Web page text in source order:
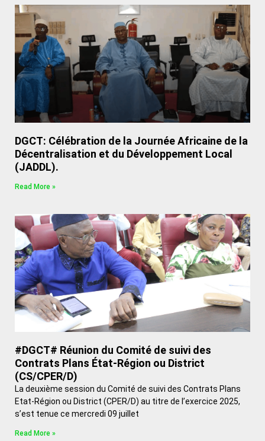
DGCT: Célébration de la Journée Africaine de la
Décentralisation et du Développement Local
(JADDL).
Read More »
#DGCT# Réunion du Comité de suivi des
Contrats Plans État-Région ou District
(CS/CPER/D)
La deuxième session du Comité de suivi des Contrats Plans
Etat-Région ou District (CPER/D) au titre de l’exercice 2025,
s’est tenue ce mercredi 09 juillet
Read More »